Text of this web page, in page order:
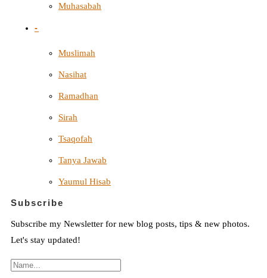
Muhasabah
-
Muslimah
Nasihat
Ramadhan
Sirah
Tsaqofah
Tanya Jawab
Yaumul Hisab
Subscribe
Subscribe my Newsletter for new blog posts, tips & new photos.
Let's stay updated!